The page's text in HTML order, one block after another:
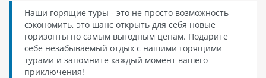
Наши горящие туры - это не просто возможность
сэкономить, это шанс открыть для себя новые
горизонты по самым выгодным ценам. Подарите
себе незабываемый отдых с нашими горящими
турами и запомните каждый момент вашего
приключения!